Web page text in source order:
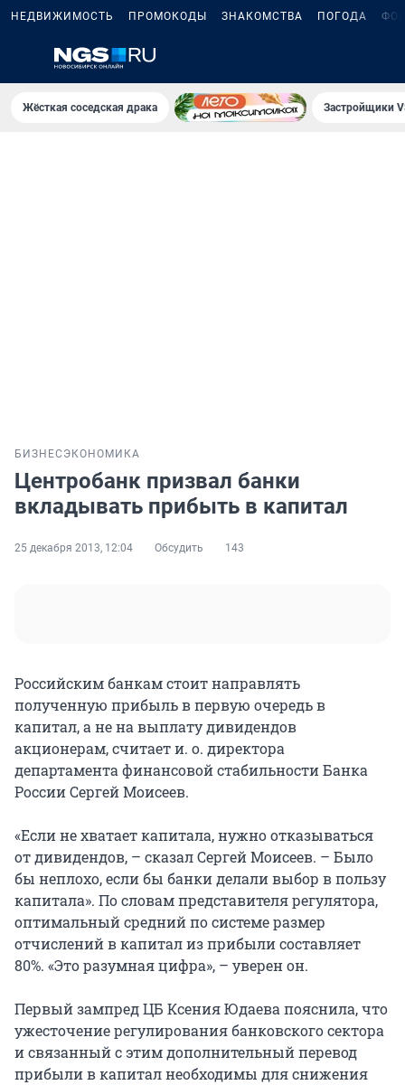
НЕДВИЖИМОСТЬ ПРОМОКОДЫ ЗНАКОМСТВА ПОГОДА
Жёсткая соседская драка Застройщики
БИЗНЕС ЭКОНОМИКА
Центробанк призвал банки
вкладывать прибыть в капитал
25 декабря 2013, 12:04 Обсудить 143
Российским банкам стоит направлять
полученную прибыль в первую очередь в
капитал, а не на выплату дивидендов
акционерам, считает и. о. директора
департамента финансовой стабильности Банка
России Сергей Моисеев.
«Если не хватает капитала, нужно отказываться
от дивидендов, – сказал Сергей Моисеев. – Было
бы неплохо, если бы банки делали выбор в пользу
капитала». По словам представителя регулятора,
оптимальный средний по системе размер
отчислений в капитал из прибыли составляет
80%. «Это разумная цифра», – уверен он.
Первый зампред ЦБ Ксения Юдаева пояснила, что
ужесточение регулирования банковского сектора
и связанный с этим дополнительный перевод
прибыли в капитал необходимы для снижения